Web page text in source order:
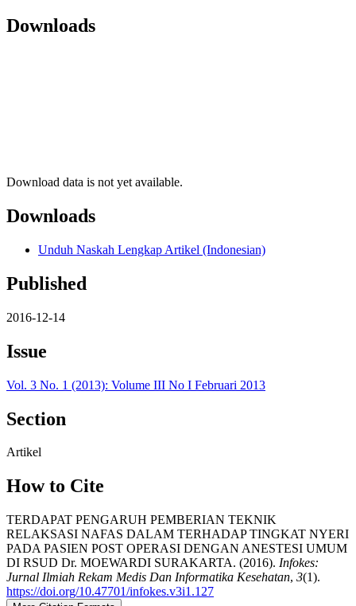
Downloads
Download data is not yet available.
Downloads
Unduh Naskah Lengkap Artikel (Indonesian)
Published
2016-12-14
Issue
Vol. 3 No. 1 (2013): Volume III No I Februari 2013
Section
Artikel
How to Cite
TERDAPAT PENGARUH PEMBERIAN TEKNIK
RELAKSASI NAFAS DALAM TERHADAP TINGKAT NYERI
PADA PASIEN POST OPERASI DENGAN ANESTESI UMUM
DI RSUD Dr. MOEWARDI SURAKARTA. (2016). Infokes:
Jurnal Ilmiah Rekam Medis Dan Informatika Kesehatan, 3(1).
https://doi.org/10.47701/infokes.v3i1.127